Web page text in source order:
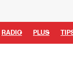
RADIO PLUS